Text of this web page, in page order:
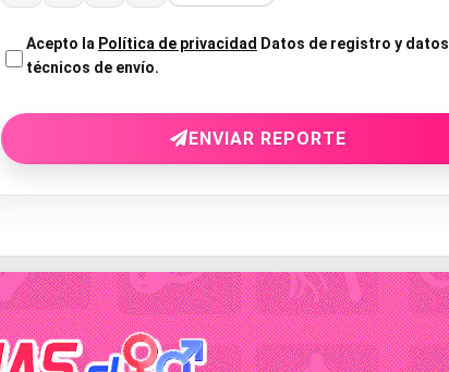
Acepto la Política de privacidad Datos de registro y datos
técnicos de envío.
ENVIAR REPORTE